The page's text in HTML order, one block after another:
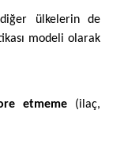
ülkelerin de
modeli olarak
etmeme (ilaç,